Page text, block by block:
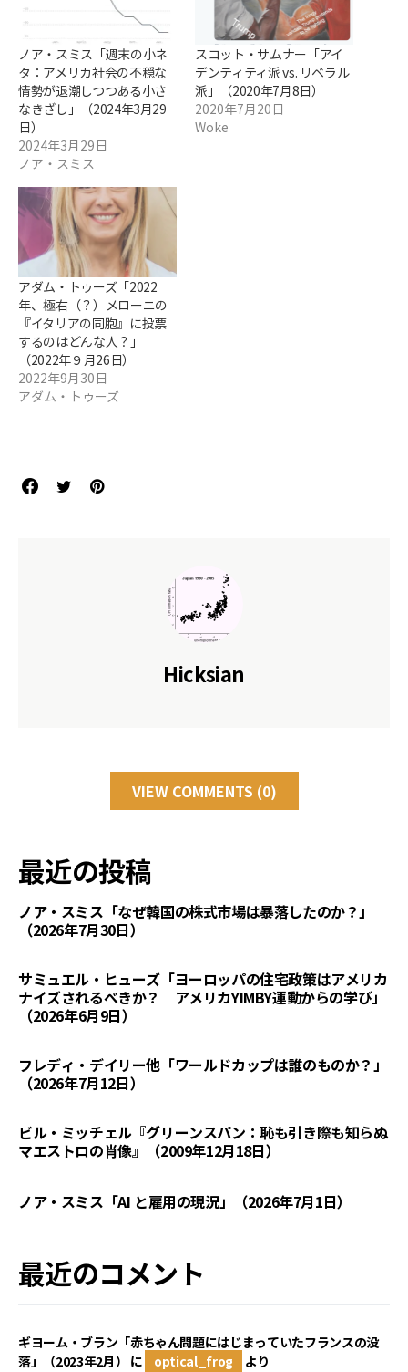
ノア・スミス「週末の小ネ
タ：アメリカ社会の不穏な
情勢が退潮しつつある小さ
なきざし」（2024年3月29
日）
2024年3月29日
ノア・スミス
スコット・サムナー「アイ
デンティティ派 vs. リベラル
派」（2020年7月8日）
2020年7月20日
Woke
アダム・トゥーズ「2022
年、極右（？）メローニの
『イタリアの同胞』に投票
するのはどんな人？」
（2022年９月26日）
2022年9月30日
アダム・トゥーズ
Hicksian
VIEW COMMENTS (0)
最近の投稿
ノア・スミス「なぜ韓国の株式市場は暴落したのか？」
（2026年7月30日）
サミュエル・ヒューズ「ヨーロッパの住宅政策はアメリカ
ナイズされるべきか？｜アメリカYIMBY運動からの学び」
（2026年6月9日）
フレディ・デイリー他「ワールドカップは誰のものか？」
（2026年7月12日）
ビル・ミッチェル『グリーンスパン：恥も引き際も知らぬ
マエストロの肖像』（2009年12月18日）
ノア・スミス「AI と雇用の現況」（2026年7月1日）
最近のコメント
ギヨーム・ブラン「赤ちゃん問題にはじまっていたフランスの没
落」（2023年2月） に optical_frog より